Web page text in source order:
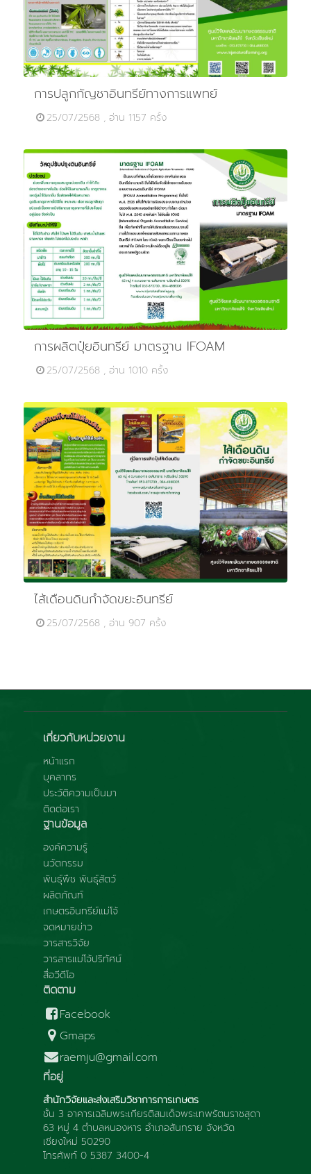
การปลูกกัญชาอินทรีย์ทางการแพทย์
25/07/2568 , อ่าน 1157 ครั้ง
การผลิตปุ๋ยอินทรีย์ มาตรฐาน IFOAM
25/07/2568 , อ่าน 1010 ครั้ง
ไส้เดือนดินกำจัดขยะอินทรีย์
25/07/2568 , อ่าน 907 ครั้ง
เกี่ยวกับหน่วยงาน
หน้าแรก
บุคลากร
ประวัติความเป็นมา
ติดต่อเรา
ฐานข้อมูล
องค์ความรู้
นวัตกรรม
พันธุ์พืช พันธุ์สัตว์
ผลิตภัณฑ์
เกษตรอินทรีย์แม่โจ้
จดหมายข่าว
วารสารวิจัย
วารสารแม่โจ้ปริทัศน์
สื่อวีดีโอ
ติดตาม
Facebook
Gmaps
raemju@gmail.com
ที่อยู่
สำนักวิจัยและส่งเสริมวิชาการการเกษตร
ชั้น 3 อาคารเฉลิมพระเกียรติสมเด็จพระเทพรัตนราชสุดา
63 หมู่ 4 ตำบลหนองหาร อำเภอสันทราย จังหวัด
เชียงใหม่ 50290
โทรศัพท์ 0 5387 3400-4